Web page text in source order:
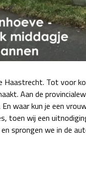
Tot voor
Aan de
waar kun je een
toen wij een
sprongen we in de